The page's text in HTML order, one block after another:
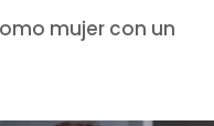
mujer con un